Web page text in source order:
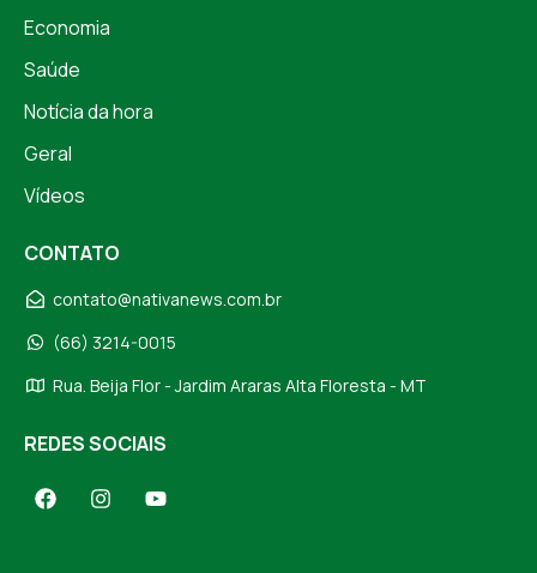
Economia
Saúde
Notícia da hora
Geral
Vídeos
CONTATO
contato@nativanews.com.br
(66) 3214-0015
Rua. Beija Flor - Jardim Araras Alta Floresta - MT
REDES SOCIAIS